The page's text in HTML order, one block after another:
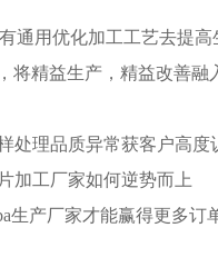
通用优化加工工艺去提
将精益生产，精益改善融
处理品质异常获客户高度
加工厂家如何逆势而上
生产厂家才能赢得更多订